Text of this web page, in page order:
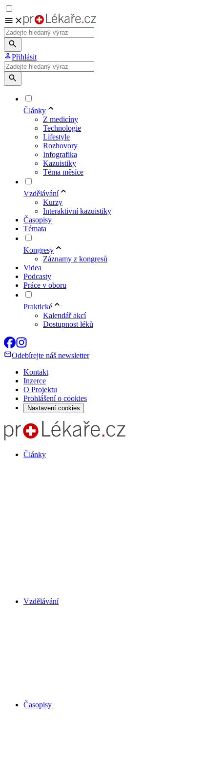
Přihlásit
Články
Z medicíny
Technologie
Lifestyle
Rozhovory
Infografika
Kazuistiky
Téma měsíce
Vzdělávání
Kurzy
Interaktivní kazuistiky
Časopisy
Témata
Kongresy
Záznamy z kongresů
Videa
Podcasty
Práce v oboru
Praktické
Kalendář akcí
Dostupnost léků
Odebírejte náš newsletter
Kontakt
Inzerce
O Projektu
Prohlášení o cookies
Nastavení cookies
Články
Vzdělávání
Časopisy